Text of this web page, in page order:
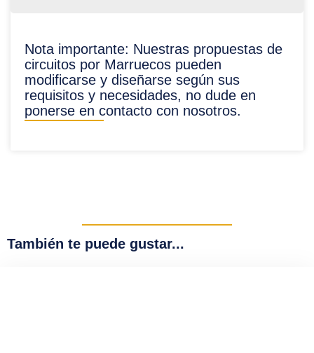
Nota importante: Nuestras propuestas de
circuitos por Marruecos pueden
modificarse y diseñarse según sus
requisitos y necesidades, no dude en
ponerse en contacto con nosotros.
También te puede gustar...